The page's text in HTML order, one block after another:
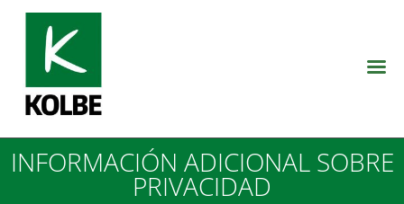
INFORMACIÓN ADICIONAL SOBRE
PRIVACIDAD